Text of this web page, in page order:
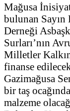
Mağusa
bulunan Sayın
Derneği
Surları’nın
Milletler
finanse
Gazimağusa
bir taş
malzeme